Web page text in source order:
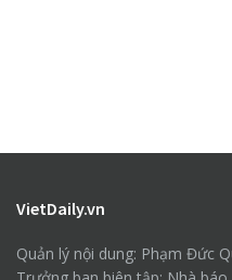
VietDaily.vn
Quản lý nội dung: Phạm Đức